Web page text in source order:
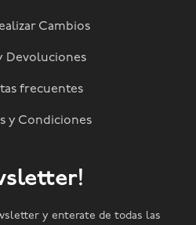
Cambios
Devoluciones
frecuentes
y Condiciones
y enterate de todas las